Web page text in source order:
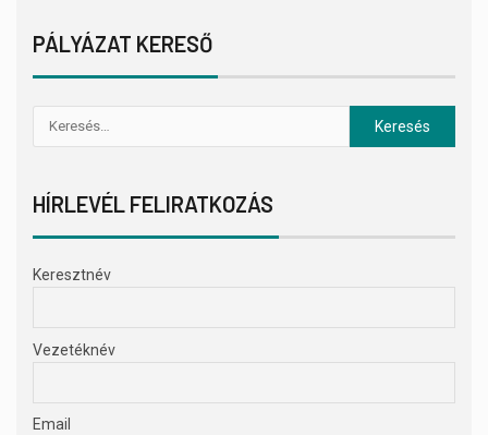
PÁLYÁZAT KERESŐ
HÍRLEVÉL FELIRATKOZÁS
Keresztnév
Vezetéknév
Email